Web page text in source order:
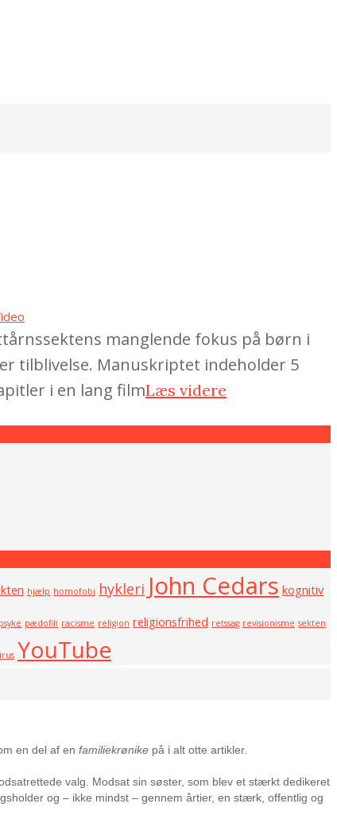
manglende fokus på børn i
tilblivelse. Manuskriptet indeholder 5
i en lang filmLæs videre
hjælp homofobi hykleri John Cedars kognitiv
psyke pædofili racisme religion religionsfrihed retssag revisionisme sekten
YouTube
en del af en familiekrønike på i alt otte artikler.
valg. Modsat sin søster, som blev et stærkt dedikeret
og – ikke mindst – gennem årtier, en stærk, offentlig og